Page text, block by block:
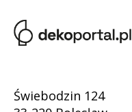
Świebodzin 124